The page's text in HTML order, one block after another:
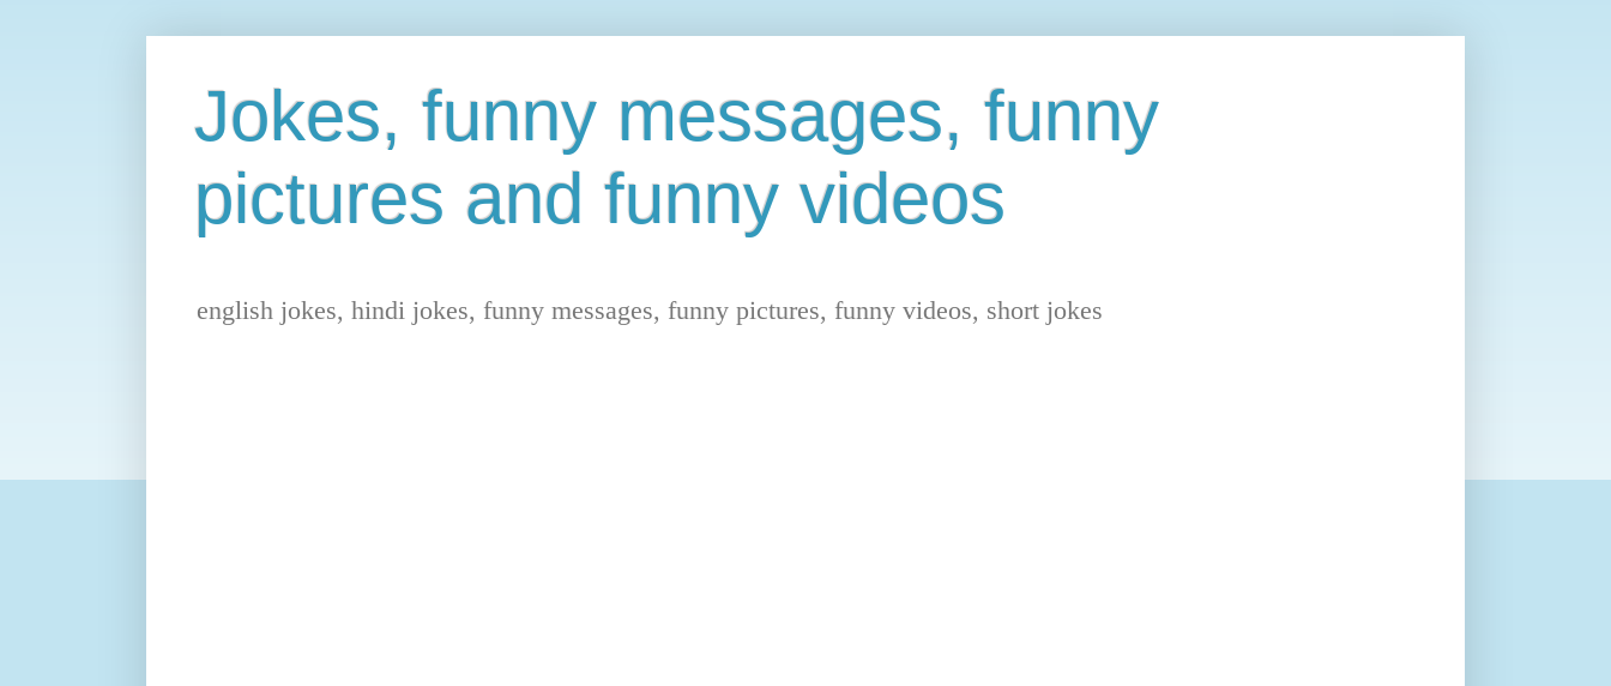
Jokes, funny messages, funny
pictures and funny videos
english jokes, hindi jokes, funny messages, funny pictures, funny videos, short jokes